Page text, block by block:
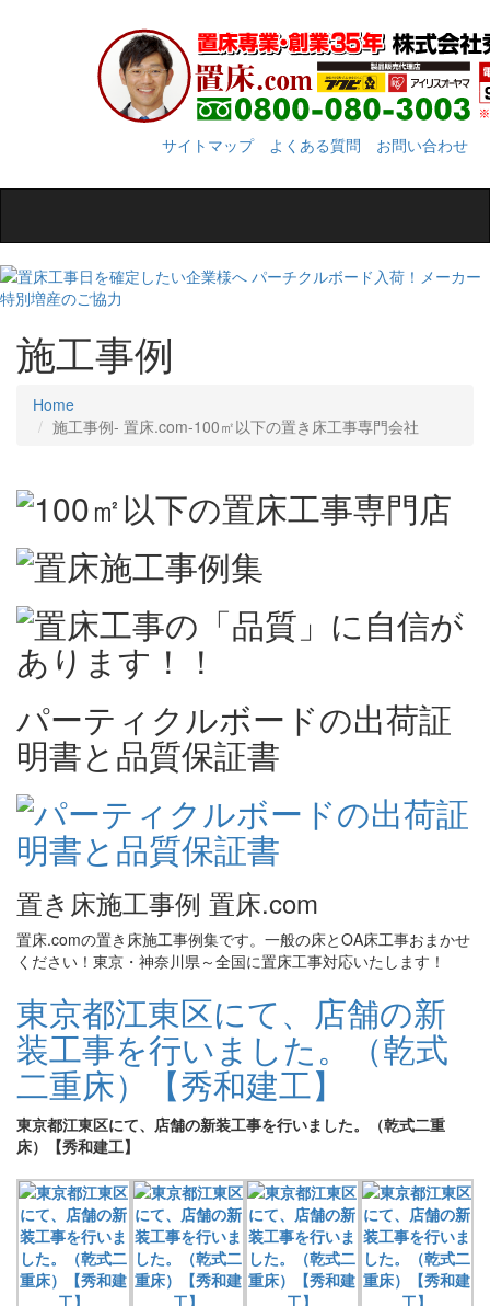
サイトマップ よくある質問
お問い合わせ
navigation
施工事例
Home
施工事例‐ 置床.com-100㎡以下の置き床工事専門会社
パーティクルボードの出荷証
明書と品質保証書
置き床施工事例 置床.com
置床.comの置き床施工事例集です。一般の床とOA床工事おまかせ
ください！東京・神奈川県～全国に置床工事対応いたします！
東京都江東区にて、店舗の新
装工事を行いました。（乾式
二重床）【秀和建工】
東京都江東区にて、店舗の新装工事を行いました。（乾式二重
床）【秀和建工】